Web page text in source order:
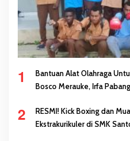
1
Bantuan Alat Olahraga
Bosco Merauke, Irfa
2
RESMI! Kick Boxing dan Muay Thai Dijadikan Mata Pelajaran
Ekstrakurikuler di SMK